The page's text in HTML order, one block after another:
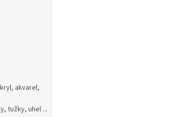
akvarel,
tužky, uhel ...